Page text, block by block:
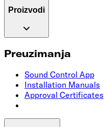
Proizvodi
Preuzimanja
Sound Control App
Installation Manuals
Approval Certificates